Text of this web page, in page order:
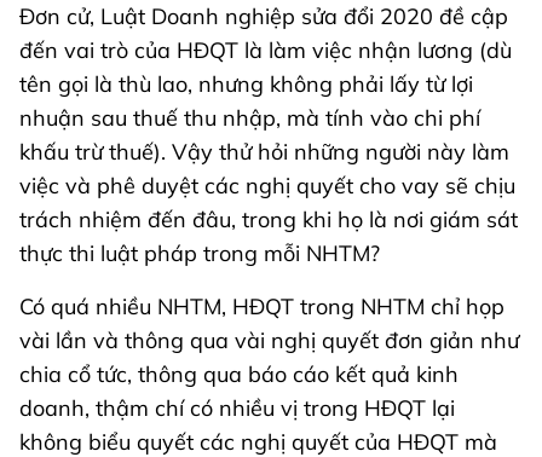
Đơn cử, Luật Doanh nghiệp sửa đổi 2020 đề cập
đến vai trò của HĐQT là làm việc nhận lương (dù
tên gọi là thù lao, nhưng không phải lấy từ lợi
nhuận sau thuế thu nhập, mà tính vào chi phí
khấu trừ thuế). Vậy thử hỏi những người này làm
việc và phê duyệt các nghị quyết cho vay sẽ chịu
trách nhiệm đến đâu, trong khi họ là nơi giám sát
thực thi luật pháp trong mỗi NHTM?
Có quá nhiều NHTM, HĐQT trong NHTM chỉ họp
vài lần và thông qua vài nghị quyết đơn giản như
chia cổ tức, thông qua báo cáo kết quả kinh
doanh, thậm chí có nhiều vị trong HĐQT lại
không biểu quyết các nghị quyết của HĐQT mà